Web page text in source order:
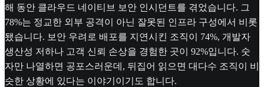
해 동안 클라우드 네이티브 보안 인시던트를 겪었습니다. 그
78%는 정교한 외부 공격이 아닌 잘못된 인프라 구성에서 비롯
됐습니다. 보안 우려로 배포를 지연시킨 조직이 74%, 개발자
생산성 저하나 고객 신뢰 손상을 경험한 곳이 92%입니다. 숫
자만 나열하면 공포스러운데, 뒤집어 읽으면 대다수 조직이 비
슷한 상황에 있다는 이야기이기도 합니다.